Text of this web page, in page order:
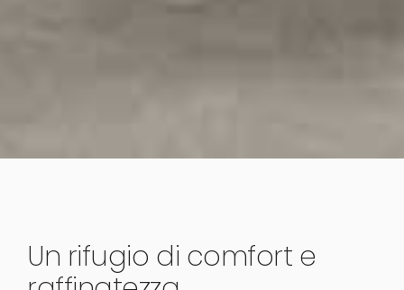
Un rifugio di comfort e